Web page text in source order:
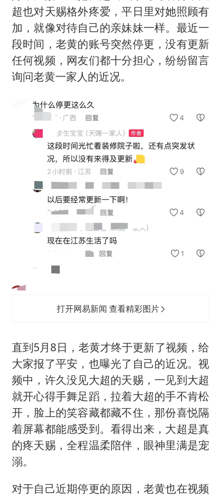
超也对天赐格外疼爱，平日里对她照顾有
加，就像对待自己的亲妹妹一样。最近一
段时间，老黄的账号突然停更，没有更新
任何视频，网友们都十分担心，纷纷留言
询问老黄一家人的近况。
打开网易新闻 查看精彩图片
直到5月8日，老黄才终于更新了视频，给
大家报了平安，也曝光了自己的近况。视
频中，许久没见大超的天赐，一见到大超
就开心得手舞足蹈，拉着大超的手不肯松
开，脸上的笑容藏都藏不住，那份喜悦隔
着屏幕都能感受到。看得出来，大超是真
的疼天赐，全程温柔陪伴，眼神里满是宠
溺。
对于自己近期停更的原因，老黄也在视频